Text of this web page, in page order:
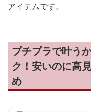
アイテムです。
プチプラで叶う
ク！安いのに高
め